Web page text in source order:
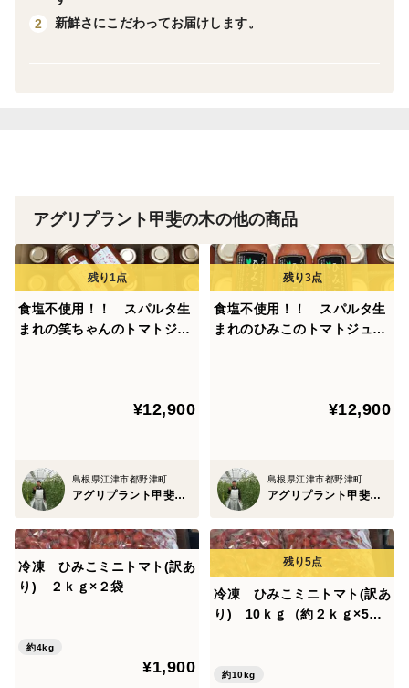
名称…トマトピューレ―
販売者…江津コンクリート工業株式会社
島根県江津市都野津町２３０７－３１
TEL 0855-53-0788
製造者…(福)進和学園
しんわルネッサンス食品加工場
2
新鮮さにこだわってお届けします。
アグリプラント甲斐の木の他の商品
食塩不使用！！ スパルタ生
まれの笑ちゃんのトマトジュ
¥12,900
島根県江津市都野津町
アグリプラント甲斐の木
食塩不使用！！ スパルタ生
まれのひみこのトマトジュー
¥12,900
島根県江津市都野津町
アグリプラント甲斐の木
冷凍 ひみこミニトマト(訳あ
り) ２ｋｇ×２袋
約4kg
¥1,900
冷凍 ひみこミニトマト(訳あ
り) 10ｋｇ（約２ｋｇ×5
約10kg